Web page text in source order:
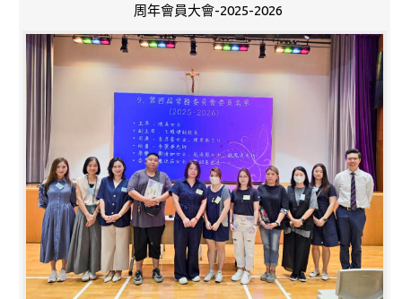
周年會員大會-2025-2026